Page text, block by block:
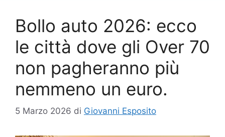
Bollo auto 2026: ecco
le città dove gli Over 70
non pagheranno più
nemmeno un euro.
5 Marzo 2026 di Giovanni Esposito